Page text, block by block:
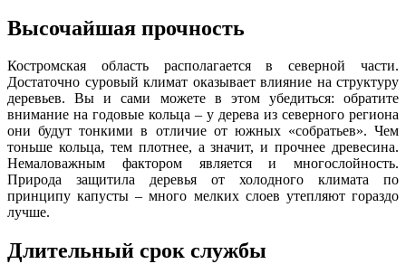
Высочайшая прочность
Костромская область располагается в северной части.
Достаточно суровый климат оказывает влияние на структуру
деревьев. Вы и сами можете в этом убедиться: обратите
внимание на годовые кольца – у дерева из северного региона
они будут тонкими в отличие от южных «собратьев». Чем
тоньше кольца, тем плотнее, а значит, и прочнее древесина.
Немаловажным фактором является и многослойность.
Природа защитила деревья от холодного климата по
принципу капусты – много мелких слоев утепляют гораздо
лучше.
Длительный срок службы